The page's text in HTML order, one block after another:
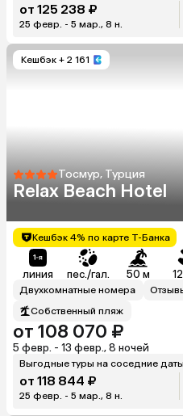
от 125 238 ₽
25 февр. - 5 мар., 8 н.
Кешбэк + 2 161
Тосмур, Турция
Relax Beach Hotel
Кешбэк 4% по карте Т-Банка
линия пес./гал. 50 м
Двухкомнатные номера
Собственный пляж
от 108 070 ₽
5 февр. - 13 февр., 8 ночей
Выгодные туры на соседние даты
от 118 844 ₽
25 февр. - 5 мар., 8 н.